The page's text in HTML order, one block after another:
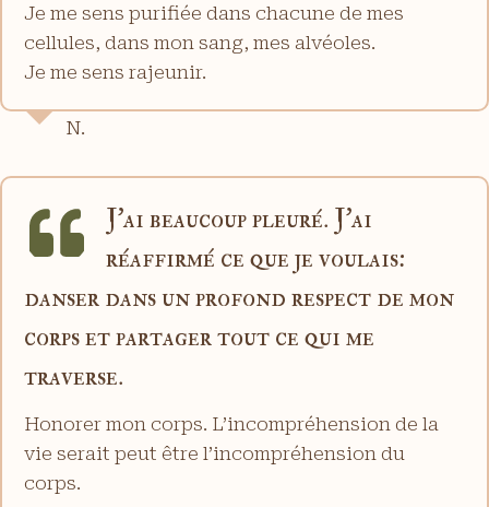
Je me sens purifiée dans chacune de mes
cellules, dans mon sang, mes alvéoles.
Je me sens rajeunir.
N.
J’ai beaucoup pleuré. J’ai
réaffirmé ce que je voulais:
danser dans un profond respect de mon
corps et partager tout ce qui me
traverse.
Honorer mon corps. L’incompréhension de la
vie serait peut être l’incompréhension du
corps.